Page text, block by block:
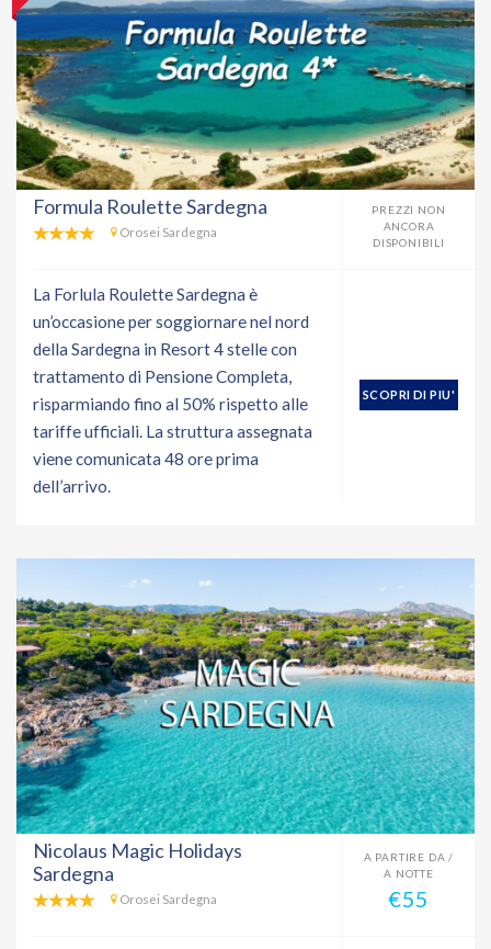
Formula Roulette Sardegna
Orosei Sardegna
PREZZI NON
ANCORA
DISPONIBILI
La Forlula Roulette Sardegna è
un’occasione per soggiornare nel nord
della Sardegna in Resort 4 stelle con
trattamento di Pensione Completa,
risparmiando fino al 50% rispetto alle
tariffe ufficiali. La struttura assegnata
viene comunicata 48 ore prima
dell’arrivo.
SCOPRI DI PIU'
Nicolaus Magic Holidays
Sardegna
Orosei Sardegna
A PARTIRE DA /
A NOTTE
€55